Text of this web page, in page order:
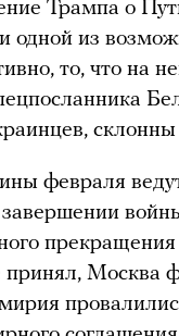
Трампа о
одной из
то, что на
февраля
Москва